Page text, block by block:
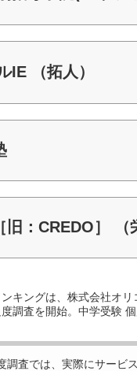
IE （拓人）
旧：CREDO］ （
キングは、株式会社オ
調査を開始。中学受験
調査では、実際にサービ